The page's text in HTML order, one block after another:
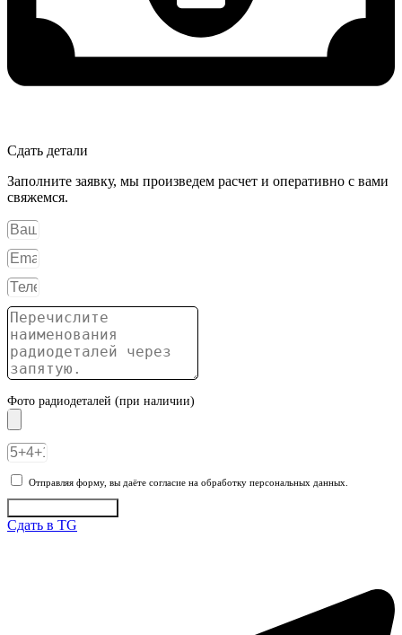
Сдать детали
Заполните заявку, мы произведем расчет и оперативно с вами
свяжемся.
Фото радиодеталей (при наличии)
Отправляя форму, вы даёте согласие на обработку персональных данных.
Сдать в TG